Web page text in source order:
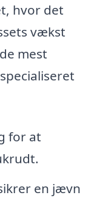
hvor det
vækst
mest
for at
en jævn